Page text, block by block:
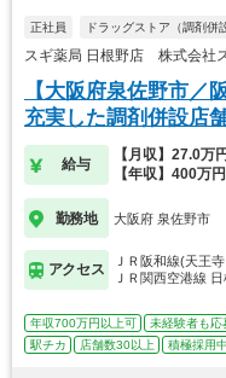
正社員 ドラッグストア（調剤併
スギ薬局 日根野店 株式会社
【大阪府泉佐野市／
充実した調剤併設店
給与
【月収】27.0万
【年収】400万
勤務地 大阪府 泉佐野市
アクセス
ＪＲ阪和線(天王
ＪＲ関西空港線
年収700万円以上可 未経験者も応
駅チカ
店舗数30以上 積極採用中